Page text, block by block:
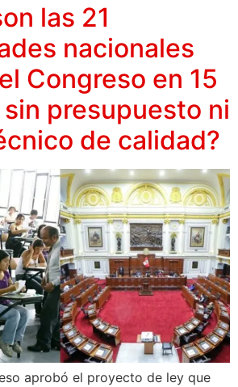
las 21
nacionales
Congreso en 15
presupuesto ni
de calidad?
aprobó el proyecto de ley que